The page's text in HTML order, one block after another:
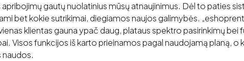
gautų nuolatinius mūsų atnaujinimus. Dėl to paties
bet kokie sutrikimai, diegiamos naujos galimybės.
klientas gauna ypač daug, plataus spektro pasirinkimų bei
Visos funkcijos iš karto prieinamos pagal naudojamą planą, o
naudos.